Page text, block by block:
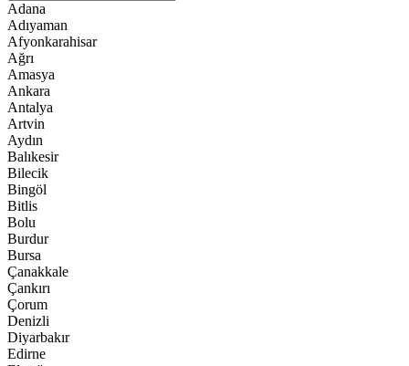
Adana
Adıyaman
Afyonkarahisar
Ağrı
Amasya
Ankara
Antalya
Artvin
Aydın
Balıkesir
Bilecik
Bingöl
Bitlis
Bolu
Burdur
Bursa
Çanakkale
Çankırı
Çorum
Denizli
Diyarbakır
Edirne